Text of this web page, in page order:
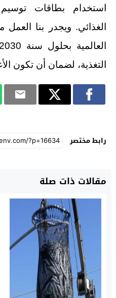
استخدام بطاقات
الغذائي. ويجدر بنا العمل
التغذية، لضمان أن تكون
رابط مختصر
مقالات ذات صلة